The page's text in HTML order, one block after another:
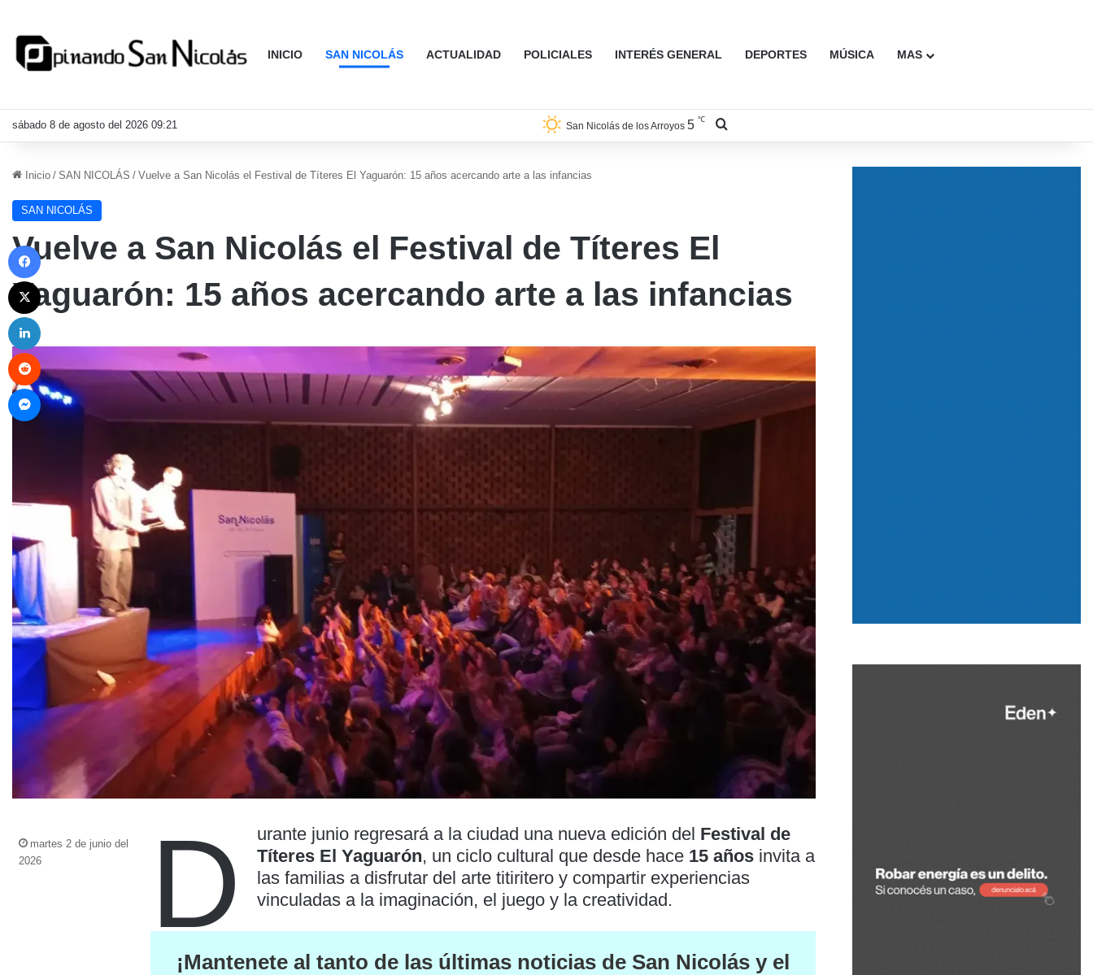
INICIO SAN NICOLÁS ACTUALIDAD POLICIALES INTERÉS GENERAL DEPORTES MÚSICA MAS
sábado 8 de agosto del 2026 09:21 San Nicolás de los Arroyos 5 ℃
Inicio / SAN NICOLÁS / Vuelve a San Nicolás el Festival de Títeres El Yaguarón: 15 años acercando arte a las infancias
SAN NICOLÁS
Vuelve a San Nicolás el Festival de Títeres El
Yaguarón: 15 años acercando arte a las infancias
D urante junio regresará a la ciudad una nueva edición del Festival de
Títeres El Yaguarón, un ciclo cultural que desde hace 15 años invita a
las familias a disfrutar del arte titiritero y compartir experiencias
vinculadas a la imaginación, el juego y la creatividad.
¡Mantenete al tanto de las últimas noticias de San Nicolás y el
martes 2 de junio del
2026
Facebook
LinkedIn
Messenger